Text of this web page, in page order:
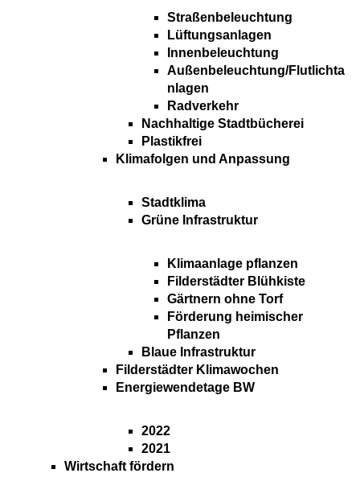
Straßenbeleuchtung
Lüftungsanlagen
Innenbeleuchtung
Außenbeleuchtung/Flutlichta
nlagen
Radverkehr
Nachhaltige Stadtbücherei
Plastikfrei
Klimafolgen und Anpassung
Stadtklima
Grüne Infrastruktur
Klimaanlage pflanzen
Filderstädter Blühkiste
Gärtnern ohne Torf
Förderung heimischer
Pflanzen
Blaue Infrastruktur
Filderstädter Klimawochen
Energiewendetage BW
2022
2021
Wirtschaft fördern